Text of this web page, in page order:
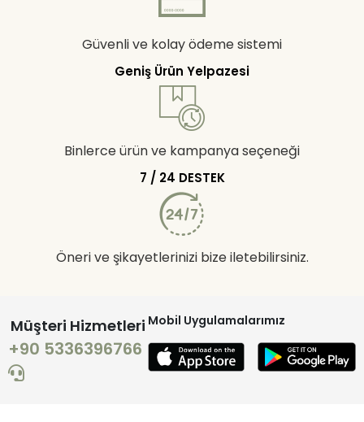
Güvenli ve kolay ödeme sistemi
Geniş Ürün Yelpazesi
Binlerce ürün ve kampanya seçeneği
7 / 24 DESTEK
Öneri ve şikayetlerinizi bize iletebilirsiniz.
Müşteri Hizmetleri
+90 5336396766
Mobil Uygulamalarımız